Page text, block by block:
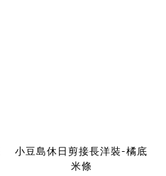
小豆島休日剪接長洋裝-橘底
米條